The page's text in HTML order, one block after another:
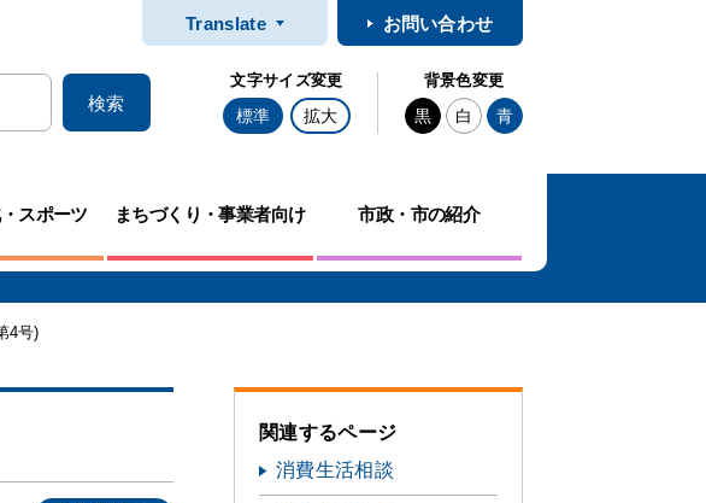
Translate
お問い合わせ
検索
文字サイズ変更
標準 拡大
背景色変更
黒 白 青
スポーツ まちづくり・事業者向け 市政・市の紹介
4号)
関連するページ
消費生活相談